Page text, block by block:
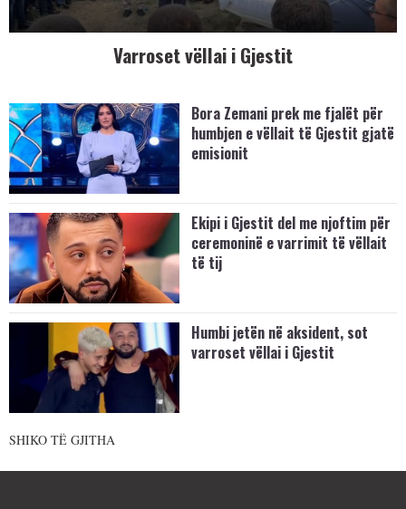
Varroset vëllai i Gjestit
Bora Zemani prek me fjalët për
humbjen e vëllait të Gjestit gjatë
emisionit
Ekipi i Gjestit del me njoftim për
ceremoninë e varrimit të vëllait
të tij
Humbi jetën në aksident, sot
varroset vëllai i Gjestit
SHIKO TË GJITHA